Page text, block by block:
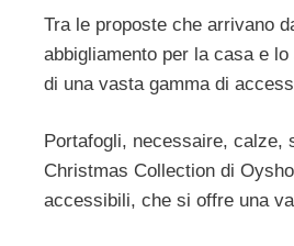
Tra le proposte che arrivano
abbigliamento per la casa e
di una vasta gamma di
Portafogli, necessaire, calze,
Christmas Collection di
accessibili, che si offre una